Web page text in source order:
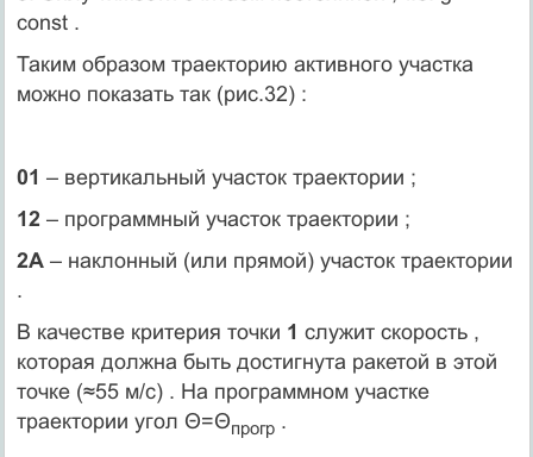
const .
Таким образом траекторию активного участка
можно показать так (рис.32) :
01 – вертикальный участок траектории ;
12 – программный участок траектории ;
2А– наклонный (или прямой) участок траектории
.
В качестве критерия точки 1 служит скорость ,
которая должна быть достигнута ракетой в этой
точке (≈55 м/с) . На программном участке
траектории угол Θ=Θпрогр .